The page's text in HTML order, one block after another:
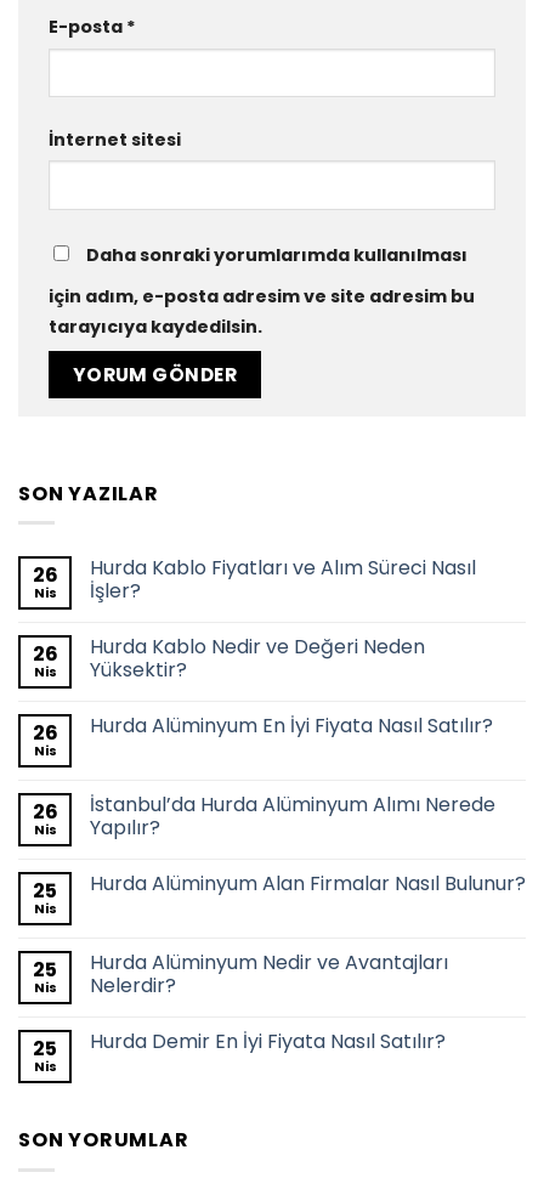
E-posta *
İnternet sitesi
Daha sonraki yorumlarımda kullanılması
için adım, e-posta adresim ve site adresim bu
tarayıcıya kaydedilsin.
SON YAZILAR
26
Nis
Hurda Kablo Fiyatları ve Alım Süreci Nasıl
İşler?
26
Nis
Hurda Kablo Nedir ve Değeri Neden
Yüksektir?
26
Nis
Hurda Alüminyum En İyi Fiyata Nasıl Satılır?
26
Nis
İstanbul’da Hurda Alüminyum Alımı Nerede
Yapılır?
25
Nis
Hurda Alüminyum Alan Firmalar Nasıl Bulunur?
25
Nis
Hurda Alüminyum Nedir ve Avantajları
Nelerdir?
25
Nis
Hurda Demir En İyi Fiyata Nasıl Satılır?
SON YORUMLAR